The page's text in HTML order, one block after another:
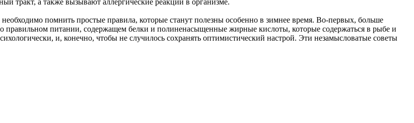
помнить простые правила, которые станут полезны особенно в зимнее время. Во-первых, больше
правильном питании, содержащем белки и полиненасыщенные жирные кислоты, которые содержаться в рыбе и
и, конечно, чтобы не случилось сохранять оптимистический настрой. Эти незамысловатые советы